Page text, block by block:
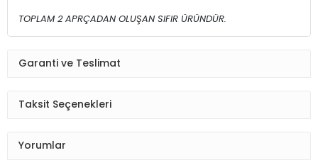
TOPLAM 2 APRÇADAN OLUŞAN SIFIR ÜRÜNDÜR.
Garanti ve Teslimat
Taksit Seçenekleri
Yorumlar